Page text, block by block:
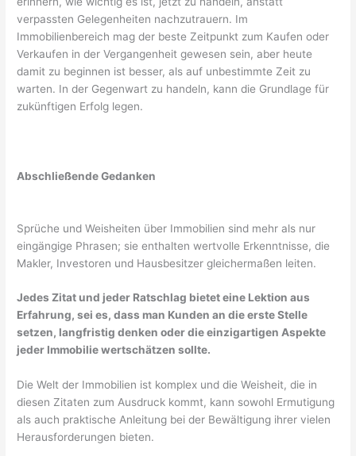
verpassten Gelegenheiten nachzutrauern. Im
Immobilienbereich mag der beste Zeitpunkt zum Kaufen oder
Verkaufen in der Vergangenheit gewesen sein, aber heute
damit zu beginnen ist besser, als auf unbestimmte Zeit zu
warten. In der Gegenwart zu handeln, kann die Grundlage für
zukünftigen Erfolg legen.
Abschließende Gedanken
Sprüche und Weisheiten über Immobilien sind mehr als nur
eingängige Phrasen; sie enthalten wertvolle Erkenntnisse, die
Makler, Investoren und Hausbesitzer gleichermaßen leiten.
Jedes Zitat und jeder Ratschlag bietet eine Lektion aus
Erfahrung, sei es, dass man Kunden an die erste Stelle
setzen, langfristig denken oder die einzigartigen Aspekte
jeder Immobilie wertschätzen sollte.
Die Welt der Immobilien ist komplex und die Weisheit, die in
diesen Zitaten zum Ausdruck kommt, kann sowohl Ermutigung
als auch praktische Anleitung bei der Bewältigung ihrer vielen
Herausforderungen bieten.